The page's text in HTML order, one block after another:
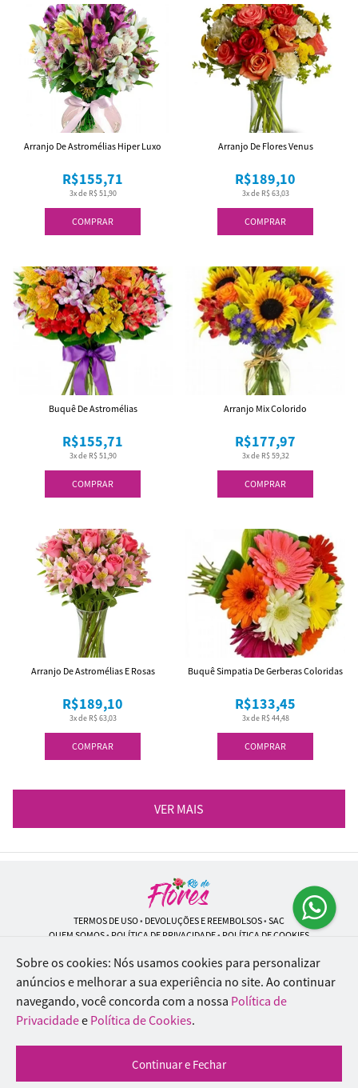
COMPRAR
3x de R$ 51,90
R$155,71
Arranjo De Astromélias Hiper Luxo
COMPRAR
3x de R$ 63,03
R$189,10
Arranjo De Flores Venus
COMPRAR
3x de R$ 51,90
R$155,71
Buquê De Astromélias
COMPRAR
3x de R$ 59,32
R$177,97
Arranjo Mix Colorido
COMPRAR
3x de R$ 63,03
R$189,10
Arranjo De Astromélias E Rosas
COMPRAR
3x de R$ 44,48
R$133,45
Buquê Simpatia De Gerberas Coloridas
VER MAIS
TERMOS DE USO• DEVOLUÇÕES E REEMBOLSOS• SAC
QUEM SOMOS• POLÍTICA DE PRIVACIDADE• POLÍTICA DE COOKIES
Rio de Flores | CNPJ: 18.184.423/0001-74
Rua Lopes Trovão, 42 - Rio de Janeiro - RJ - 20.920-340
WhatsApp: (21) 96451-9290| Telefone: (21) 9 6715-9790
© 2024-2026 - Todos os direitos reservados - Desenvolvido por
Inteligentes
Sobre os cookies: Nós usamos cookies para personalizar
anúncios e melhorar a sua experiência no site. Ao continuar
navegando, você concorda com a nossa Política de
Privacidadee Política de Cookies.
Continuar e Fechar